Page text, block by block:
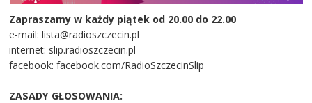
Zapraszamy w każdy piątek od 20.00 do 22.00
e-mail: lista@radioszczecin.pl
internet: slip.radioszczecin.pl
facebook: facebook.com/RadioSzczecinSlip
ZASADY GŁOSOWANIA: